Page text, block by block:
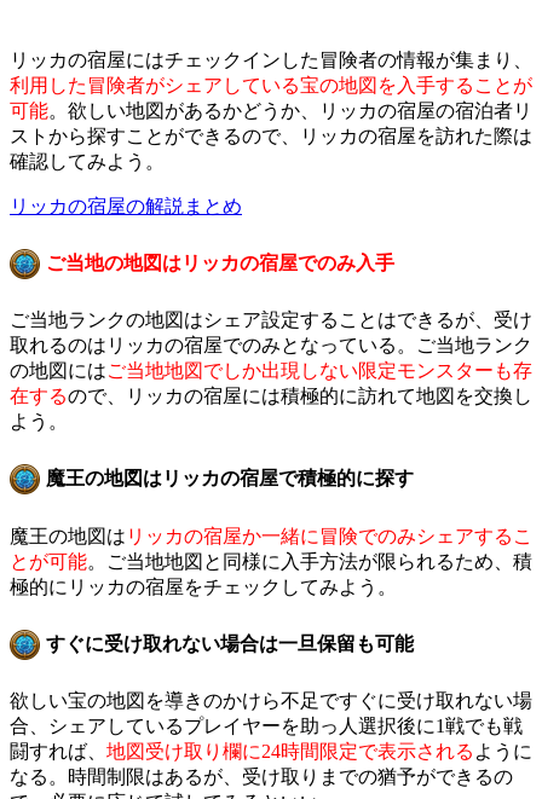
リッカの宿屋にはチェックインした冒険者の情報が集まり、
利用した冒険者がシェアしている宝の地図を入手することが
可能。欲しい地図があるかどうか、リッカの宿屋の宿泊者リ
ストから探すことができるので、リッカの宿屋を訪れた際は
確認してみよう。
リッカの宿屋の解説まとめ
ご当地の地図はリッカの宿屋でのみ入手
ご当地ランクの地図はシェア設定することはできるが、受け
取れるのはリッカの宿屋でのみとなっている。ご当地ランク
の地図にはご当地地図でしか出現しない限定モンスターも存
在するので、リッカの宿屋には積極的に訪れて地図を交換し
よう。
魔王の地図はリッカの宿屋で積極的に探す
魔王の地図は リッカの宿屋か一緒に冒険でのみシェアするこ
とが可能。ご当地地図と同様に入手方法が限られるため、積
極的にリッカの宿屋をチェックしてみよう。
すぐに受け取れない場合は一旦保留も可能
欲しい宝の地図を導きのかけら不足ですぐに受け取れない場
合、シェアしているプレイヤーを助っ人選択後に1戦でも戦
闘すれば、 地図受け取り欄に24時間限定で表示される ように
なる。時間制限はあるが、受け取りまでの猶予ができるの